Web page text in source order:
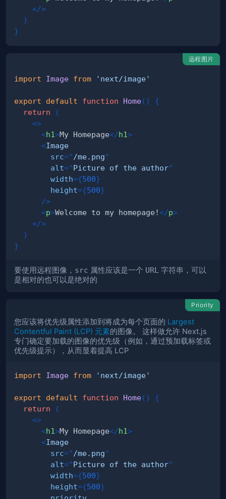
</>
)
}
远程图片
import Image from 'next/image'
export default function Home( )
{
return
(
<>
<h1>My Homepage</h1>
<Image
src=" /me.png"
alt="Picture of the author"
width={500}
height={500}
/>
<p>Welcome to my homepage!</p>
</>
)
}
要使用远程图像， src 属性应该是一个 URL 字符串，可以
是相对的也可以是绝对的
Priority
您应该将优先级属性添加到将成为每个页面的 Largest
Contentful Paint (LCP) 元素的图像。 这样做允许 Next.js
专门确定要加载的图像的优先级（例如，通过预加载标签或
优先级提示），从而显着提高 LCP
import Image from 'next/image'
export default function Home( )
{
return
(
<>
<h1>My Homepage</h1>
<Image
src=" /me.png"
alt="Picture of the author"
width={500}
height={500}